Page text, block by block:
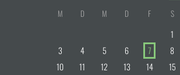
M D M D F S
1
3
4 5 6 7 8
10
11 12 13 14 15